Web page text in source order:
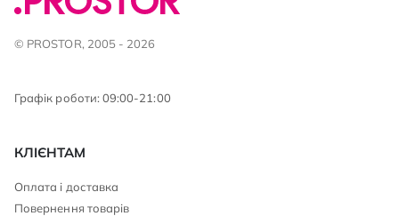
© PROSTOR, 2005 - 2026
Графік роботи: 09:00-21:00
КЛІЄНТАМ
Оплата і доставка
Повернення товарів